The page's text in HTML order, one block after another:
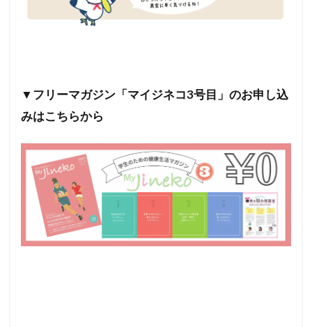
▼フリーマガジン「マイジネコ3号目」のお申し込
みはこちらから